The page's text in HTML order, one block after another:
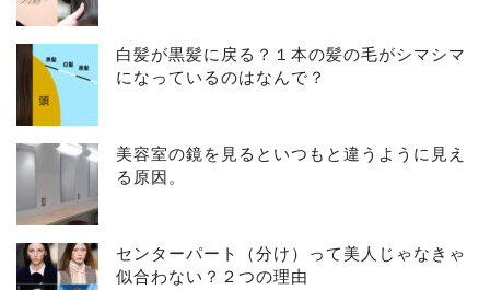
白髪が黒髪に戻る？１本の髪の毛がシマシマ
になっているのはなんで？
美容室の鏡を見るといつもと違うように見え
る原因。
センターパート（分け）って美人じゃなきゃ
似合わない？２つの理由